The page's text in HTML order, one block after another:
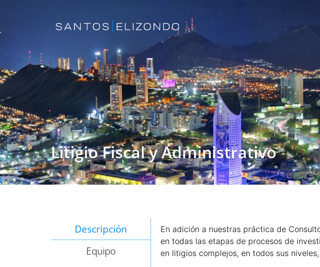
Litigio Fiscal y Administrativo
Descripción
Equipo
En adición a nuestras práctica de
en todas las etapas de procesos de
en litigios complejos, en todos sus